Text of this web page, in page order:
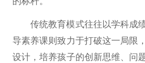
传统教育模式往往以学科成
导素养课则致力于打破这一局限
设计，培养孩子的创新思维、问